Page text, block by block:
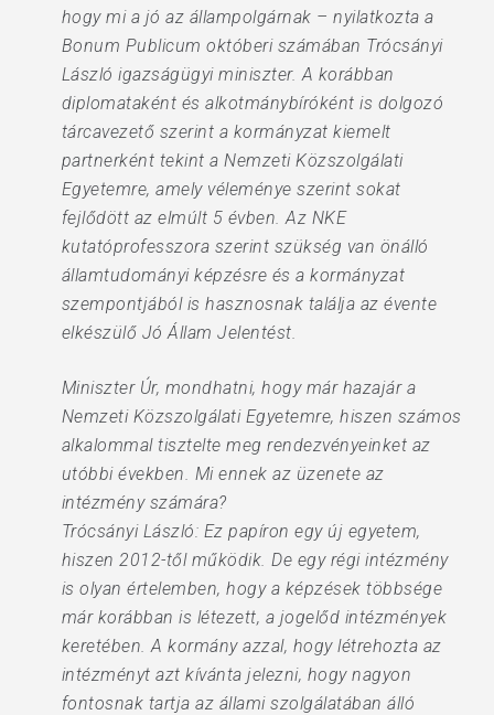
hogy mi a jó az állampolgárnak – nyilatkozta a
Bonum Publicum októberi számában Trócsányi
László igazságügyi miniszter. A korábban
diplomataként és alkotmánybíróként is dolgozó
tárcavezető szerint a kormányzat kiemelt
partnerként tekint a Nemzeti Közszolgálati
Egyetemre, amely véleménye szerint sokat
fejlődött az elmúlt 5 évben. Az NKE
kutatóprofesszora szerint szükség van önálló
államtudományi képzésre és a kormányzat
szempontjából is hasznosnak találja az évente
elkészülő Jó Állam Jelentést.
Miniszter Úr, mondhatni, hogy már hazajár a
Nemzeti Közszolgálati Egyetemre, hiszen számos
alkalommal tisztelte meg rendezvényeinket az
utóbbi években. Mi ennek az üzenete az
intézmény számára?
Trócsányi László: Ez papíron egy új egyetem,
hiszen 2012-től működik. De egy régi intézmény
is olyan értelemben, hogy a képzések többsége
már korábban is létezett, a jogelőd intézmények
keretében. A kormány azzal, hogy létrehozta az
intézményt azt kívánta jelezni, hogy nagyon
fontosnak tartja az állami szolgálatában álló